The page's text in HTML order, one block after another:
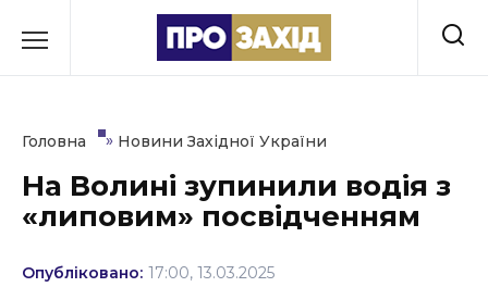
до
Культура
Освіта
Головна » Новини Західної України
На Волині зупинили водія з
«липовим» посвідченням
Опубліковано: 17:00, 13.03.2025